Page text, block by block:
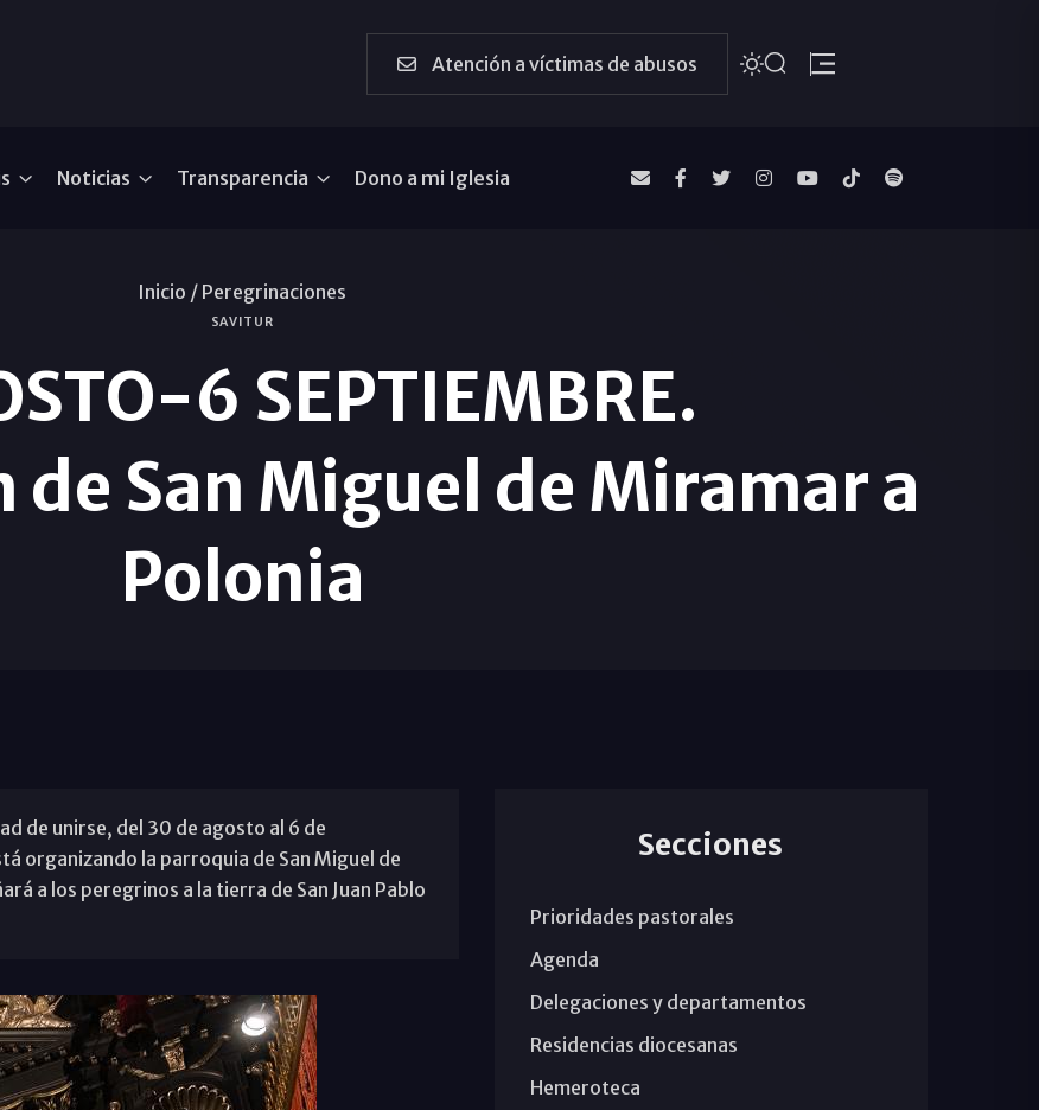
Atención a víctimas de abusos
Noticias Transparencia Dono a mi Iglesia
Inicio / Peregrinaciones
SAVITUR
6 SEPTIEMBRE.
San Miguel de Miramar a
Polonia
de unirse, del 30 de agosto al 6 de
organizando la parroquia de San Miguel de
a los peregrinos a la tierra de San Juan Pablo
Secciones
Prioridades pastorales
Agenda
Delegaciones y departamentos
Residencias diocesanas
Hemeroteca